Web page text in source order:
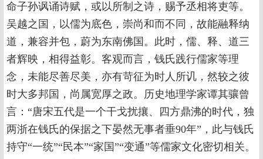
命子孙讽诵诗赋，或以所制之诗，赐予丞相将吏等。
吴越之国，以儒为底色，崇尚和而不同，故能融释纳
道，兼容并包，蔚为东南佛国。此时，儒、释、道三
者辉映，相得益彰。客观而言，钱氏践行儒家等理
念，未能尽善尽美，亦有苛征为时人所讥，然较之彼
时大多邦国，尚属宽厚之政。历史地理学家谭其骧曾
言：“唐宋五代是一个干戈扰攘、四方鼎沸的时代，独
两浙在钱氏的保据之下晏然无事者垂90年”，此与钱氏
持守“一统”“民本”“家国”“变通”等儒家文化密切相关。